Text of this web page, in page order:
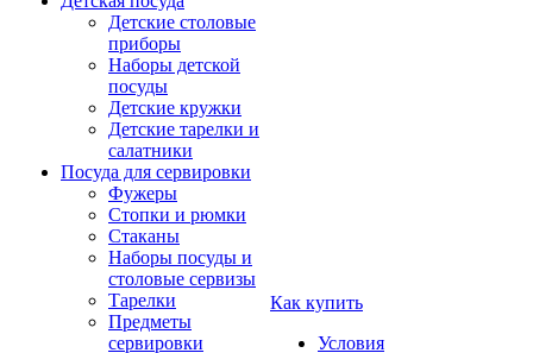
Детские столовые
приборы
Наборы детской
посуды
Детские кружки
Детские тарелки и
салатники
Посуда для сервировки
Фужеры
Стопки и рюмки
Стаканы
Наборы посуды и
столовые сервизы
Тарелки
Предметы
сервировки
Как купить
Условия